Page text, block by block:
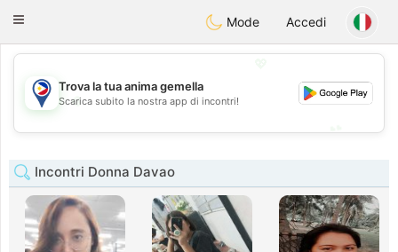
PhilippinesChat
Toggle
Mode Accedi
💖
💕
Trova la tua anima gemella
Scarica subito la nostra app di incontri!
Incontri Donna Davao